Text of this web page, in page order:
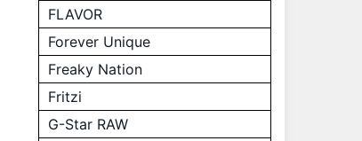
FLAVOR
Forever Unique
Freaky Nation
Fritzi
G-Star RAW